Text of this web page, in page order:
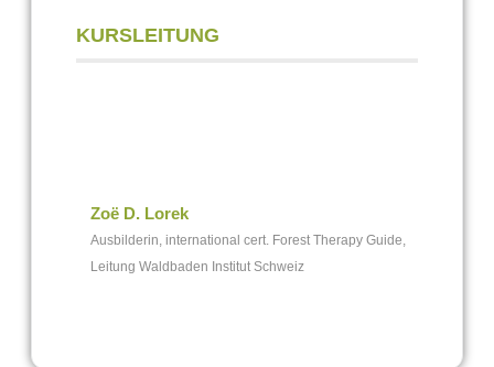
KURSLEITUNG
Zoë D. Lorek
Ausbilderin, international cert. Forest Therapy Guide,
Leitung Waldbaden Institut Schweiz